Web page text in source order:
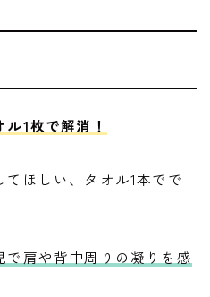
1枚で解消！
ほしい、タオル1本でで
肩や背中周りの凝りを感